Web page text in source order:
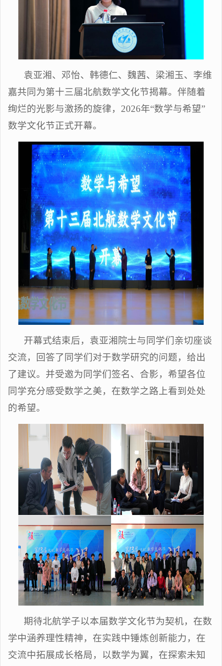
袁亚湘、邓怡、韩德仁、魏茜、梁湘玉、李维
嘉共同为第十三届北航数学文化节揭幕。伴随着
绚烂的光影与激扬的旋律，2026年“数学与希望”
数学文化节正式开幕。
开幕式结束后，袁亚湘院士与同学们亲切座谈
交流，回答了同学们对于数学研究的问题，给出
了建议。并受邀为同学们签名、合影，希望各位
同学充分感受数学之美，在数学之路上看到处处
的希望。
期待北航学子以本届数学文化节为契机，在数
学中涵养理性精神，在实践中锤炼创新能力，在
交流中拓展成长格局，以数学为翼，在探索未知